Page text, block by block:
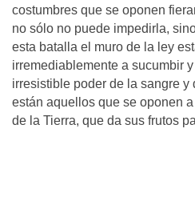
costumbres que se oponen
no sólo no puede impedirla,
esta batalla el muro de la ley
irremediablemente a sucumbir
irresistible poder de la sangre y
están aquellos que se oponen
de la Tierra, que da sus frutos